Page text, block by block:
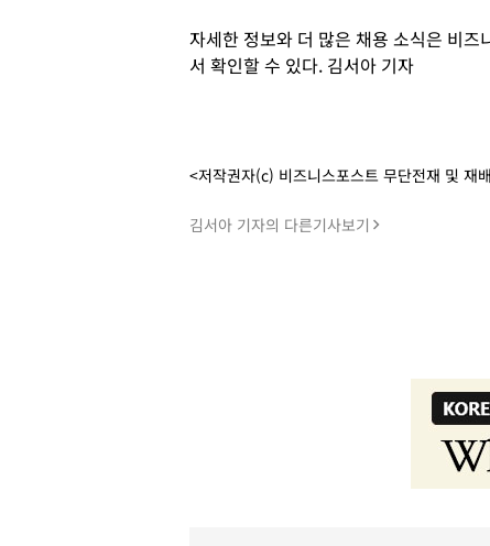
자세한 정보와 더 많은 채용 소식은 비
서 확인할 수 있다. 김서아 기자
<저작권자(c) 비즈니스포스트 무단전재 및 재
김서아 기자의 다른기사보기